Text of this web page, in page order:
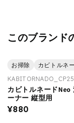
このブランド
お掃除 カビトルネ
KABITORNADO_CP25
カビトルネードNeo
ーナー 縦型用
¥880